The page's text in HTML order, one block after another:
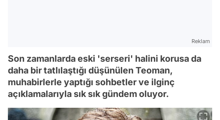
Reklam
Son zamanlarda eski 'serseri' halini korusa da
daha bir tatlılaştığı düşünülen Teoman,
muhabirlerle yaptığı sohbetler ve ilginç
açıklamalarıyla sık sık gündem oluyor.